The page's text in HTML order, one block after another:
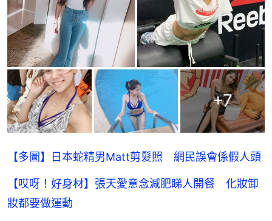
+7
【多圖】日本蛇精男Matt剪髮照 網民誤會係假人頭
【哎呀！好身材】張天愛意念減肥睇人開餐 化妝卸
妝都要做運動